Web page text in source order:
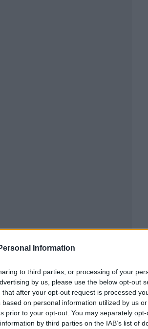
Information
to third parties, or processing of your
by us, please use the below opt-out
after your opt-out request is processed
on personal information utilized by us
prior to your opt-out. You may separately
by third parties on the IAB’s list of
una publicación, las
elevadas ya mayor cantidad
y, por ende, mayores